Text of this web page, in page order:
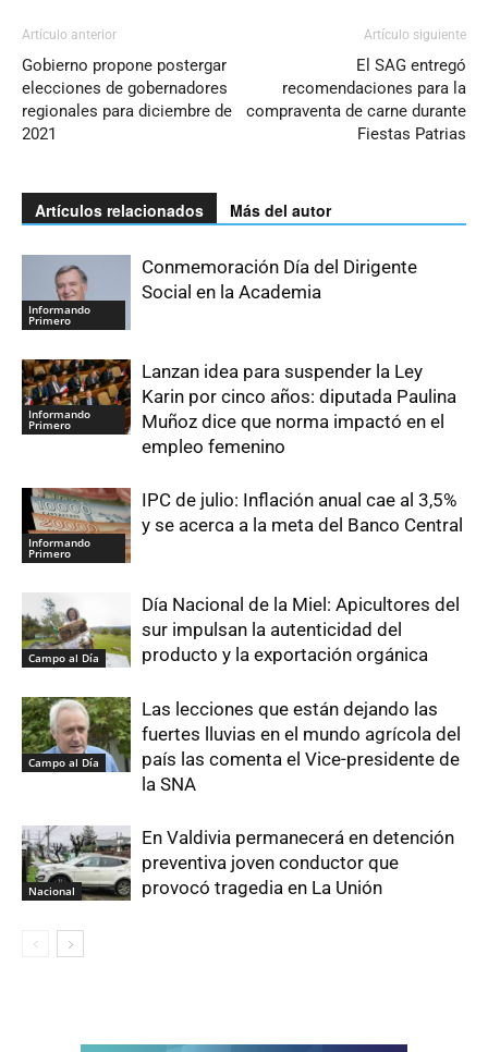
Artículo anterior
Gobierno propone postergar
elecciones de gobernadores
regionales para diciembre de
2021
Artículo siguiente
El SAG entregó
recomendaciones para la
compraventa de carne durante
Fiestas Patrias
Artículos relacionados Más del autor
Informando
Primero
Conmemoración Día del Dirigente
Social en la Academia
Informando
Primero
Lanzan idea para suspender la Ley
Karin por cinco años: diputada Paulina
Muñoz dice que norma impactó en el
empleo femenino
Informando
Primero
IPC de julio: Inflación anual cae al 3,5%
y se acerca a la meta del Banco Central
Campo al Día
Día Nacional de la Miel: Apicultores del
sur impulsan la autenticidad del
producto y la exportación orgánica
Campo al Día
Las lecciones que están dejando las
fuertes lluvias en el mundo agrícola del
país las comenta el Vice-presidente de
la SNA
Nacional
En Valdivia permanecerá en detención
preventiva joven conductor que
provocó tragedia en La Unión